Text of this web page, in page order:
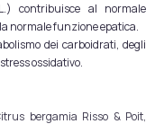
contribuisce al normale
normale funzione epatica.
dei carboidrati, degli
ossidativo.
bergamia Risso & Poit,